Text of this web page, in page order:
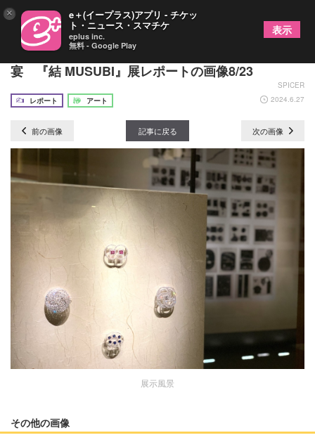
カルティエの傑作ジュエリーと現代アートが夢の饗
宴 『結 MUSUBI』展レポートの画像8/23
SPICER
レポート
アート 2024.6.27
前の画像 記事に戻る 次の画像
展示風景
その他の画像
× e＋(イープラス)アプリ - チケッ
ト・ニュース・スマチケ
eplus inc.
無料 - Google Play
表示